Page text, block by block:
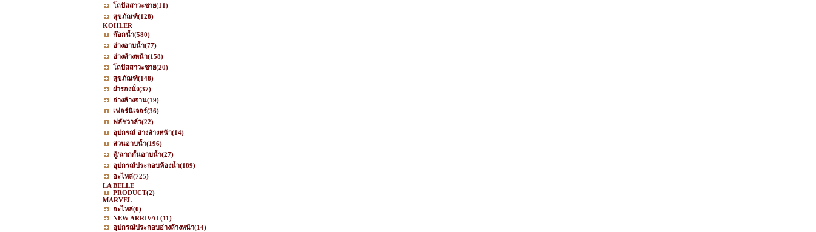
โถปัสสาวะชาย(11)
สุขภัณฑ์(128)
KOHLER
ก๊อกน้ำ(580)
อ่างอาบน้ำ(77)
อ่างล้างหน้า(158)
โถปัสสาวะชาย(20)
สุขภัณฑ์(148)
ฝารองนั่ง(37)
อ่างล้างจาน(19)
เฟอร์นิเจอร์(36)
ฟลัชวาล์ว(22)
อุปกรณ์ อ่างล้างหน้า(14)
ส่วนอาบน้ำ(196)
ตู้/ฉากกั้นอาบน้ำ(27)
อุปกรณ์ประกอบห้องน้ำ(189)
อะไหล่(725)
LA BELLE
PRODUCT(2)
MARVEL
อะไหล่(0)
NEW ARRIVAL(11)
อุปกรณ์ประกอบอ่างล้างหน้า(14)